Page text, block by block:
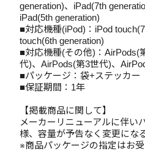
generation)、iPad(7th
iPad(5th generation)
■対応機種(iPod)：iPod
touch(6th generation)
■対応機種(その他)：AirPods(
代)、AirPods(第3世代)、
■パッケージ：袋+ステッカー
■保証期間：1年
【掲載商品に関して】
メーカーリニューアルに伴い
様、容量が予告なく変更にな
※商品パッケージの指定はお受